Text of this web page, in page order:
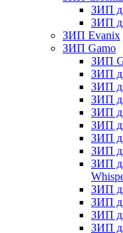
ЗИП
ЗИП
ЗИП Evanix
ЗИП Gamo
ЗИП
ЗИП
ЗИП
ЗИП
ЗИП
ЗИП
ЗИП
ЗИП
ЗИП
ЗИП
ЗИП
ЗИП
ЗИП